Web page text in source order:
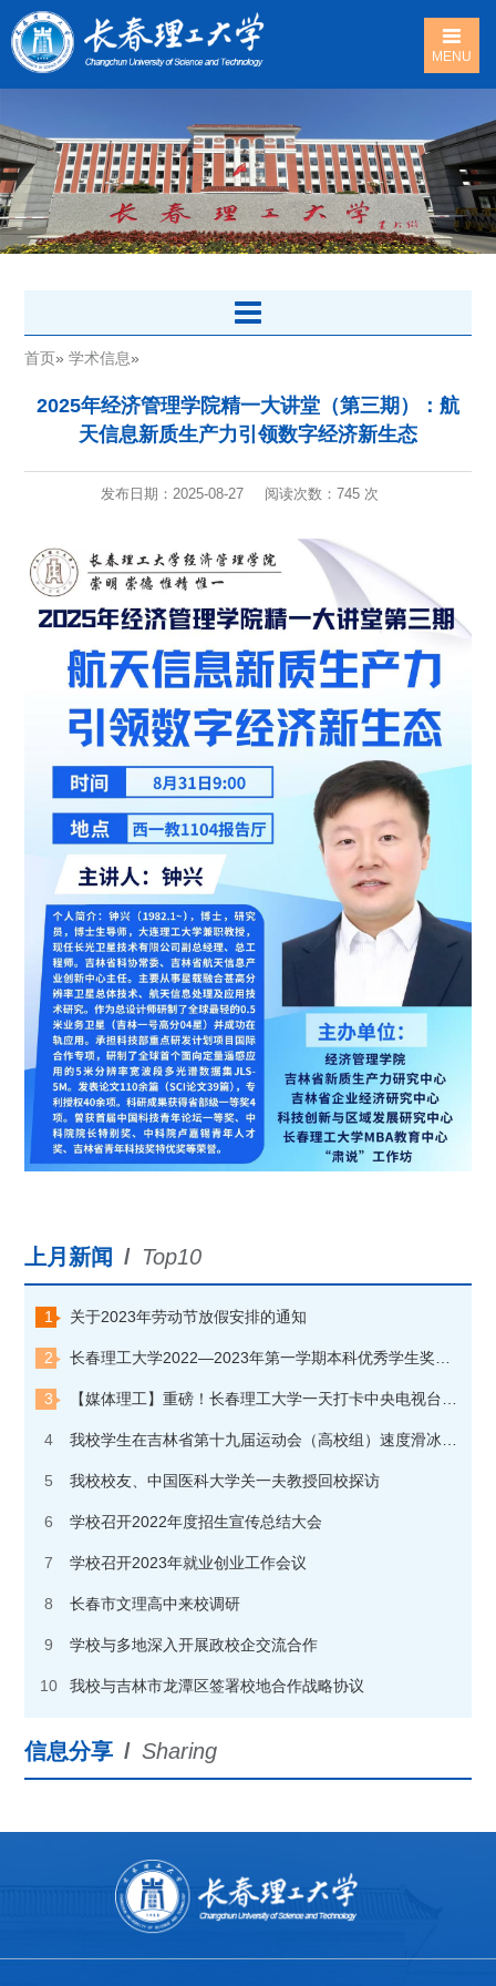
MENU
首页»学术信息»
2025年经济管理学院精一大讲堂（第三期）：航
天信息新质生产力引领数字经济新生态
发布日期：2025-08-27 阅读次数： 745 次
上月新闻 / Top10
1 关于2023年劳动节放假安排的通知
2
3
4
5 我校校友、中国医科大学关一夫教授回校探访
6 学校召开2022年度招生宣传总结大会
7 学校召开2023年就业创业工作会议
8 长春市文理高中来校调研
9 学校与多地深入开展政校企交流合作
10 我校与吉林市龙潭区签署校地合作战略协议
信息分享 / Sharing